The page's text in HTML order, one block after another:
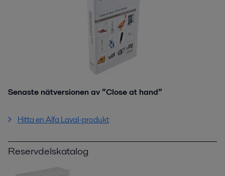
Senaste nätversionen av ”Close at hand”
Hitta en Alfa Laval-produkt
Reservdelskatalog